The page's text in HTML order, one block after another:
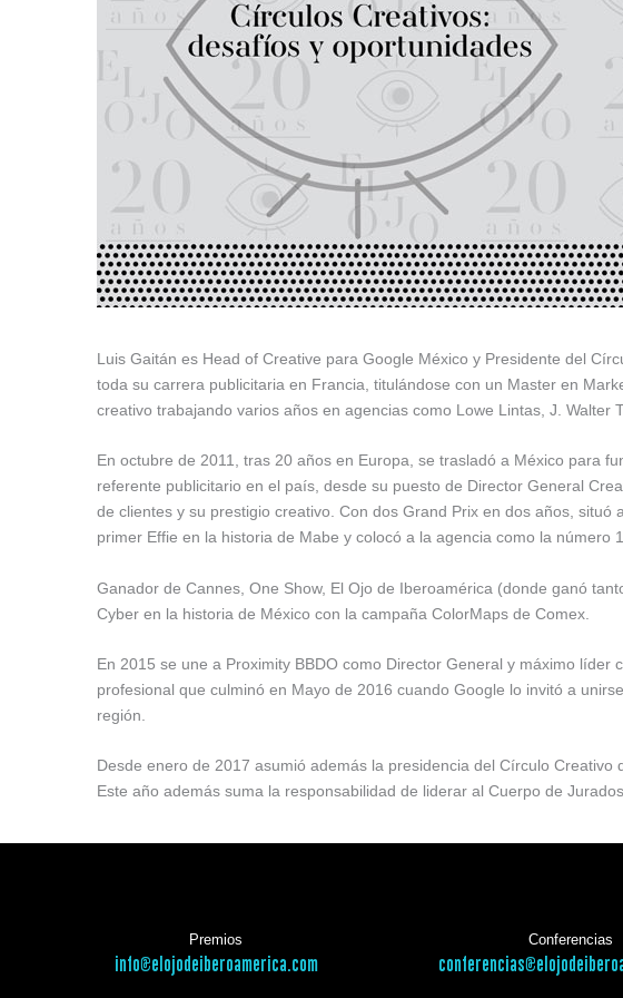
Luis Gaitán es Head of Creative para Google México y Presidente del
toda su carrera publicitaria en Francia, titulándose con un Master en
creativo trabajando varios años en agencias como Lowe Lintas, J. Walter
En octubre de 2011, tras 20 años en Europa, se trasladó a México para
referente publicitario en el país, desde su puesto de Director General
de clientes y su prestigio creativo. Con dos Grand Prix en dos años,
primer Effie en la historia de Mabe y colocó a la agencia como la
Ganador de Cannes, One Show, El Ojo de Iberoamérica (donde ganó
Cyber en la historia de México con la campaña ColorMaps de Comex.
En 2015 se une a Proximity BBDO como Director General y máximo
profesional que culminó en Mayo de 2016 cuando Google lo invitó a
región.
Desde enero de 2017 asumió además la presidencia del Círculo
Este año además suma la responsabilidad de liderar al Cuerpo de
Premios
info@elojodeiberoamerica.com
Conferencias